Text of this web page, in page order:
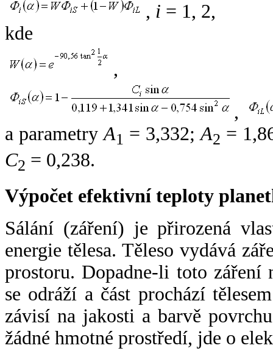
, i = 1, 2,
kde
,
,
a parametryA1 = 3,332;A2 =
C2 = 0,238.
Výpočet efektivní teploty
Sálání (záření) je přirozená
energie tělesa. Těleso vydává
prostoru. Dopadne-li toto záření
se odráží a část prochází
závisí na jakosti a barvě
žádné hmotné prostředí, jde o